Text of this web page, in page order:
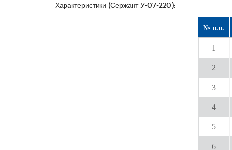
Характеристики (Сержант У-07-220):
№ п.п.
1
2
3
4
5
6